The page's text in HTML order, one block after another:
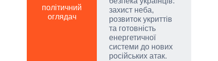
захист неба,
розвиток укриттів
та готовність
енергетичної
системи до нових
російських атак.
політичний
оглядач